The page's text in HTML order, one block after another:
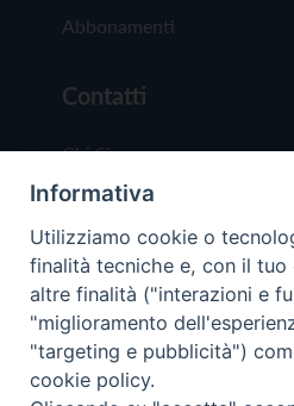
Abbonamenti
Contatti
Chi Siamo
Redazione
Scrivici
Copyright © 2019 -
Informativa
Utilizziamo cookie o
finalità tecniche e, con il tuo
altre finalità ("interazioni e
"miglioramento
"targeting e pubblicità")
cookie policy.